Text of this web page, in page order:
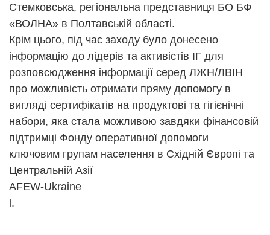
Стемковська, регіональна представниця БО БФ
«ВОЛНА» в Полтавській області.
Крім цього, під час заходу було донесено
інформацію до лідерів та активістів ІГ для
розповсюдження інформації серед ЛЖН/ЛВІН
про можливість отримати пряму допомогу в
вигляді сертифікатів на продуктові та гігієнічні
набори, яка стала можливою завдяки фінансовій
підтримці Фонду оперативної допомоги
ключовим групам населення в Східній Європі та
Центральній Азії
AFEW-Ukraine
l.